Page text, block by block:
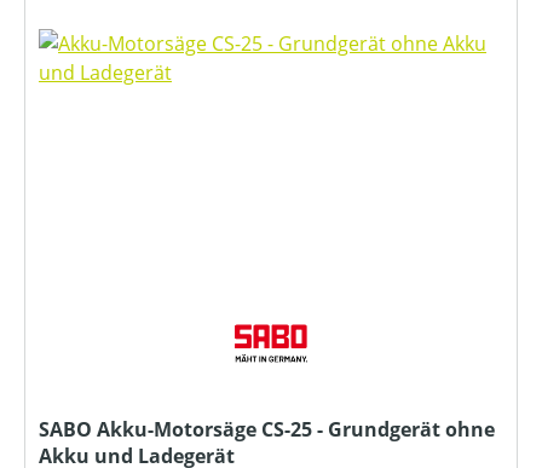
SABO Akku-Motorsäge CS-25 - Grundgerät ohne
Akku und Ladegerät